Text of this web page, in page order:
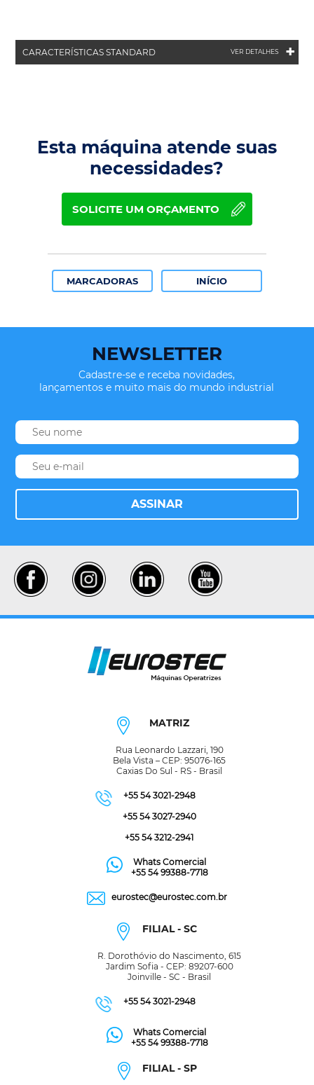
CARACTERÍSTICAS STANDARD VER DETALHES +
Esta máquina atende suas
necessidades?
SOLICITE UM ORÇAMENTO
MARCADORAS INÍCIO
NEWSLETTER
Cadastre-se e receba novidades,
lançamentos e muito mais do mundo industrial
ASSINAR
MATRIZ
Rua Leonardo Lazzari, 190
Bela Vista – CEP: 95076-165
Caxias Do Sul - RS - Brasil
+55 54 3021-2948
+55 54 3027-2940
+55 54 3212-2941
Whats Comercial
+55 54 99388-7718
eurostec@eurostec.com.br
FILIAL - SC
R. Dorothóvio do Nascimento, 615
Jardim Sofia - CEP: 89207-600
Joinville - SC - Brasil
+55 54 3021-2948
Whats Comercial
+55 54 99388-7718
FILIAL - SP